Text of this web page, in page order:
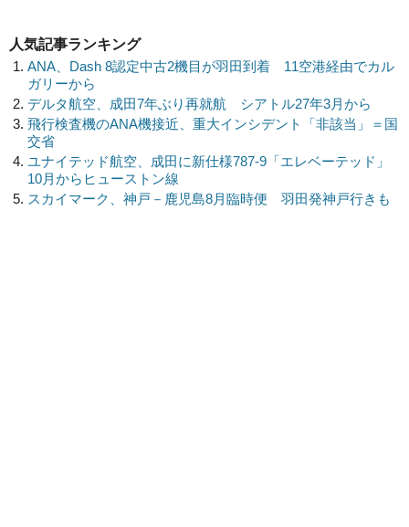
人気記事ランキング
ANA、Dash 8認定中古2機目が羽田到着 11空港経由でカル
ガリーから
デルタ航空、成田7年ぶり再就航 シアトル27年3月から
飛行検査機のANA機接近、重大インシデント「非該当」＝国
交省
ユナイテッド航空、成田に新仕様787-9「エレベーテッド」
10月からヒューストン線
スカイマーク、神戸－鹿児島8月臨時便 羽田発神戸行きも